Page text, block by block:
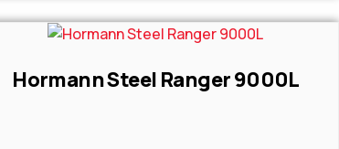
Hormann Steel Ranger 9000L